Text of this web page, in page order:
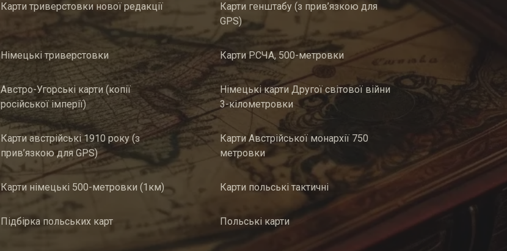
Карти триверстовки нової редакції
Карти генштабу (з прив’язкою для
GPS)
Німецькі триверстовки Карти РСЧА, 500-метровки
Австро-Угорські карти (копії
російської імперії)
Німецькі карти Другої світової війни
3-кілометровки
Карти австрійські 1910 року (з
прив’язкою для GPS)
Карти Австрійської монархії 750
метровки
Карти німецькі 500-метровки (1км) Карти польські тактичні
Підбірка польських карт Польські карти